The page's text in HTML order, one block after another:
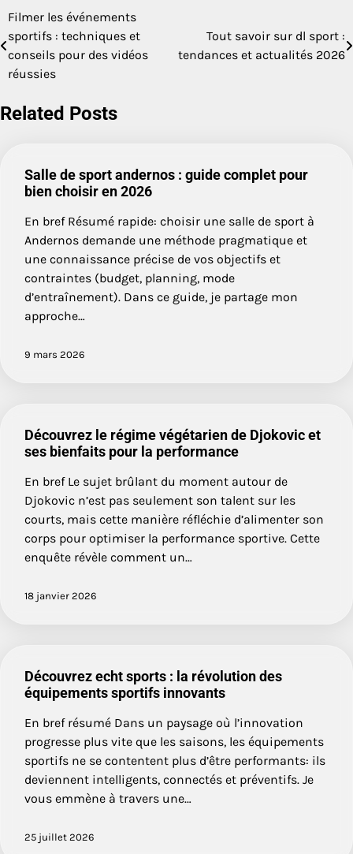
Navigation
de
l’article
Filmer les événements
sportifs : techniques et
conseils pour des vidéos
réussies
Tout savoir sur dl sport :
tendances et actualités 2026
Related Posts
Salle de sport andernos : guide complet pour
bien choisir en 2026
En bref Résumé rapide: choisir une salle de sport à
Andernos demande une méthode pragmatique et
une connaissance précise de vos objectifs et
contraintes (budget, planning, mode
d’entraînement). Dans ce guide, je partage mon
approche…
9 mars 2026
Découvrez le régime végétarien de Djokovic et
ses bienfaits pour la performance
En bref Le sujet brûlant du moment autour de
Djokovic n’est pas seulement son talent sur les
courts, mais cette manière réfléchie d’alimenter son
corps pour optimiser la performance sportive. Cette
enquête révèle comment un…
18 janvier 2026
Découvrez echt sports : la révolution des
équipements sportifs innovants
En bref résumé Dans un paysage où l’innovation
progresse plus vite que les saisons, les équipements
sportifs ne se contentent plus d’être performants: ils
deviennent intelligents, connectés et préventifs. Je
vous emmène à travers une…
25 juillet 2026